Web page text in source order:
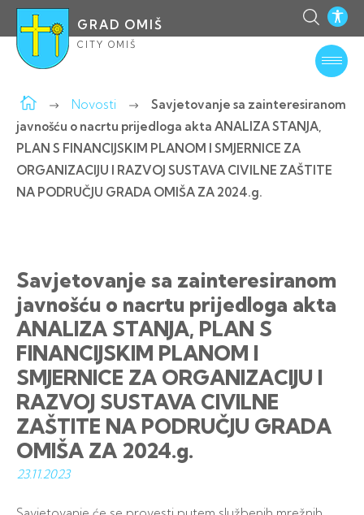
GRAD OMIŠ
CITY OMIŠ
Novosti
Savjetovanje sa zainteresiranom
javnošću o nacrtu prijedloga akta ANALIZA STANJA,
PLAN S FINANCIJSKIM PLANOM I SMJERNICE ZA
ORGANIZACIJU I RAZVOJ SUSTAVA CIVILNE ZAŠTITE
NA PODRUČJU GRADA OMIŠA ZA 2024.g.
Savjetovanje sa zainteresiranom
javnošću o nacrtu prijedloga akta
ANALIZA STANJA, PLAN S
FINANCIJSKIM PLANOM I
SMJERNICE ZA ORGANIZACIJU I
RAZVOJ SUSTAVA CIVILNE
ZAŠTITE NA PODRUČJU GRADA
OMIŠA ZA 2024.g.
23.11.2023